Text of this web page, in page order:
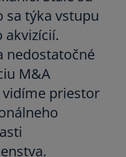
sa týka vstupu
akvizícií.
nedostatočné
M&A
vidíme priestor